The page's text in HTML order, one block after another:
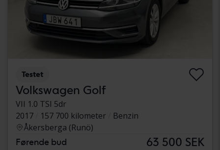
Testet
Volkswagen Golf
VII 1.0 TSI 5dr
2017
157 700 kilometer
Benzin
Åkersberga (Runö)
Førende bud 63 500 SEK